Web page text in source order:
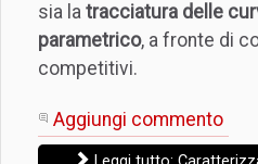
sia la tracciatura delle
parametrico, a fronte di
competitivi.
Aggiungi commento